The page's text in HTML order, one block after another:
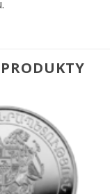
Pridať k
obľúbeným